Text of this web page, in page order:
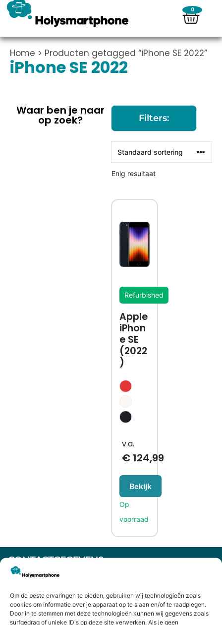
Om de beste ervaringen te bieden, gebruiken wij technologieën zoals
cookies om informatie over je apparaat op te slaan en/of te raadplegen.
Door in te stemmen met deze technologieën kunnen wij gegevens zoals
surfgedrag of unieke ID's op deze site verwerken. Als je geen
0
Home > Producten getagged “iPhone SE 2022”
iPhone SE 2022
Waar ben je naar
op zoek? Filters:
Enig resultaat
Refurbished
Apple
iPhon
e SE
(2022
)
€124,99
Bekijk
CONTACTGEGEVENS
Heiligeweg 43A
075 641 5169
info@holysmartphone.nl